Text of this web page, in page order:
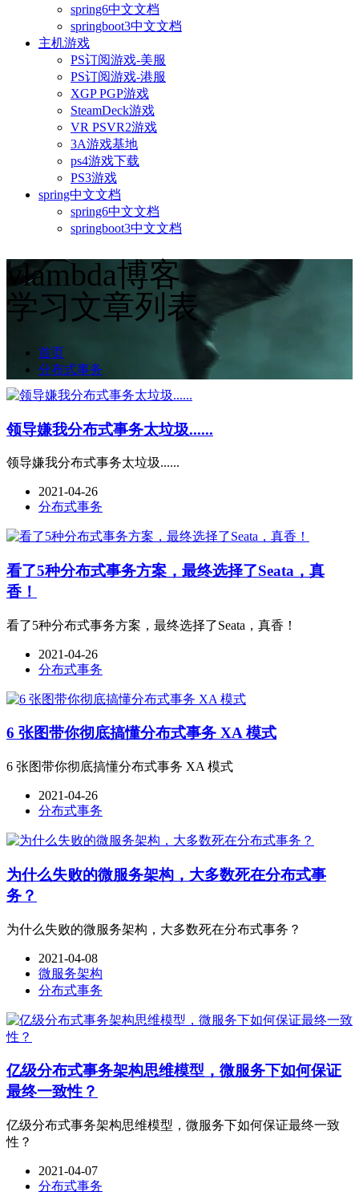
spring6中文文档
springboot3中文文档
主机游戏
PS订阅游戏-美服
PS订阅游戏-港服
XGP PGP游戏
SteamDeck游戏
VR PSVR2游戏
3A游戏基地
ps4游戏下载
PS3游戏
spring中文文档
spring6中文文档
springboot3中文文档
vlambda博客
学习文章列表
首页
分布式事务
领导嫌我分布式事务太垃圾......
领导嫌我分布式事务太垃圾......
2021-04-26
分布式事务
看了5种分布式事务方案，最终选择了Seata，真
香！
看了5种分布式事务方案，最终选择了Seata，真香！
2021-04-26
分布式事务
6 张图带你彻底搞懂分布式事务 XA 模式
6 张图带你彻底搞懂分布式事务 XA 模式
2021-04-26
分布式事务
为什么失败的微服务架构，大多数死在分布式事
务？
为什么失败的微服务架构，大多数死在分布式事务？
2021-04-08
微服务架构
分布式事务
亿级分布式事务架构思维模型，微服务下如何保证
最终一致性？
亿级分布式事务架构思维模型，微服务下如何保证最终一致
性？
2021-04-07
分布式事务